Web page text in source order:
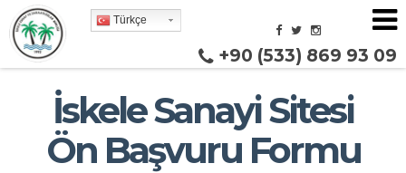
Türkçe
+90 (533) 869 93 09
İskele Sanayi Sitesi
Ön Başvuru Formu